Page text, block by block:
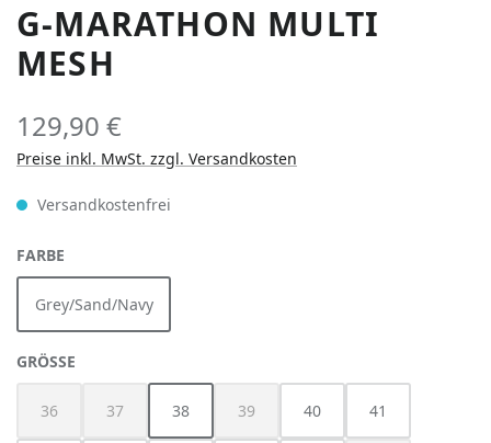
G-MARATHON MULTI
MESH
129,90 €
Preise inkl. MwSt. zzgl. Versandkosten
Versandkostenfrei
FARBE
Grey/Sand/Navy
GRÖSSE
36
(Diese Option ist zurzeit nicht verfügbar.)
37
(Diese Option ist zurzeit nicht verfügbar.)
38 39
(Diese Option ist zurzeit nicht
40 41